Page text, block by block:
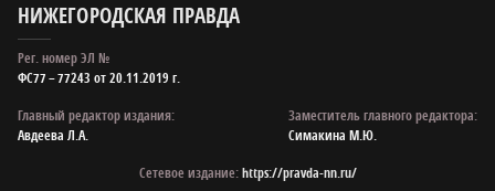
НИЖЕГОРОДСКАЯ ПРАВДА
Рег. номер ЭЛ №
ФС77 – 77243 от 20.11.2019 г.
Главный редактор издания:
Авдеева Л.А.
Заместитель главного редактора:
Симакина М.Ю.
Сетевое издание:https://pravda-nn.ru/